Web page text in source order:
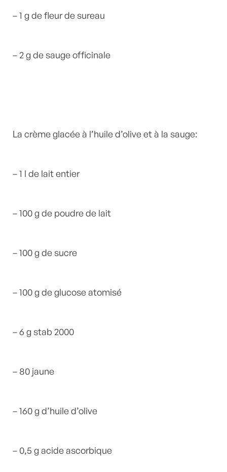
– 1 g de fleur de sureau
– 2 g de sauge officinale
La crème glacée à l’huile d’olive et à la sauge:
– 1 l de lait entier
– 100 g de poudre de lait
– 100 g de sucre
– 100 g de glucose atomisé
– 6 g stab 2000
– 80 jaune
– 160 g d’huile d’olive
– 0,5 g acide ascorbique